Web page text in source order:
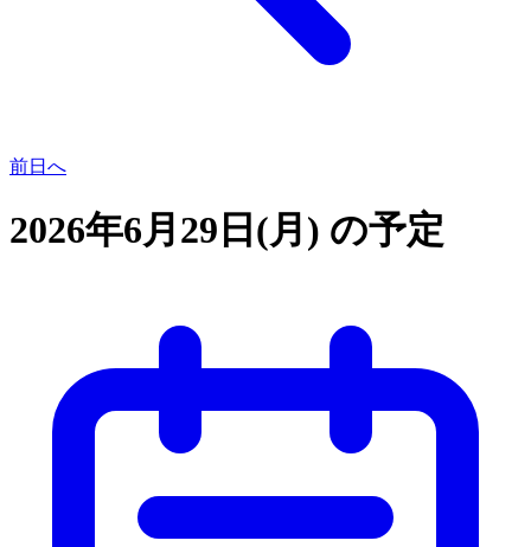
前日へ
2026年6月29日(月) の予定